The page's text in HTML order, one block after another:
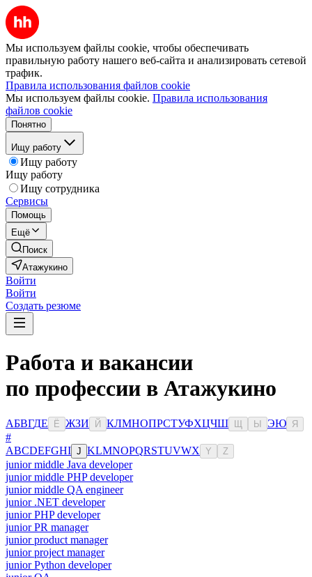
Мы используем файлы cookie, чтобы обеспечивать
правильную работу нашего веб-сайта и анализировать сетевой
трафик.
Правила использования файлов cookie
Мы используем файлы cookie. Правила использования
файлов cookie
Понятно
Ищу работу
Ищу работу
Ищу работу
Ищу сотрудника
Сервисы
Помощь
Ещё
Поиск
Атажукино
Войти
Войти
Создать резюме
Работа и вакансии
по профессии в Атажукино
АБВГДЕ Ё ЖЗИ Й КЛМНОПРСТУФХЦЧШ Ы ЭЮ Я
#
ABCDEFGHI J KLMNOPQRSTUVWX Y Z
junior middle Java developer
junior middle PHP developer
junior middle QA engineer
junior .NET developer
junior PHP developer
junior PR manager
junior product manager
junior project manager
junior Python developer